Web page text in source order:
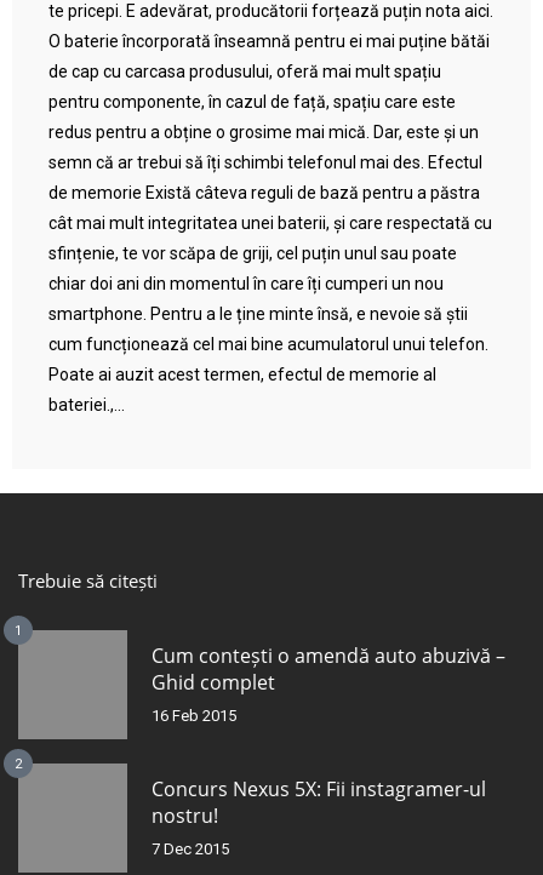
te pricepi. E adevărat, producătorii forțează puțin nota aici.
O baterie încorporată înseamnă pentru ei mai puține bătăi
de cap cu carcasa produsului, oferă mai mult spațiu
pentru componente, în cazul de față, spațiu care este
redus pentru a obține o grosime mai mică. Dar, este și un
semn că ar trebui să îți schimbi telefonul mai des. Efectul
de memorie Există câteva reguli de bază pentru a păstra
cât mai mult integritatea unei baterii, și care respectată cu
sfințenie, te vor scăpa de griji, cel puțin unul sau poate
chiar doi ani din momentul în care îți cumperi un nou
smartphone. Pentru a le ține minte însă, e nevoie să știi
cum funcționează cel mai bine acumulatorul unui telefon.
Poate ai auzit acest termen, efectul de memorie al
bateriei.,...
Trebuie să citești
1
Cum contești o amendă auto abuzivă –
Ghid complet
16 Feb 2015
2
Concurs Nexus 5X: Fii instagramer-ul
nostru!
7 Dec 2015